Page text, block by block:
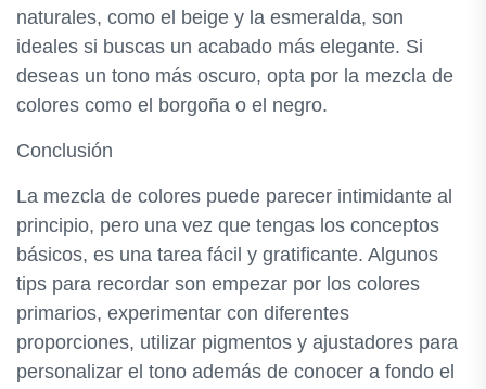
naturales, como el beige y la esmeralda, son
ideales si buscas un acabado más elegante. Si
deseas un tono más oscuro, opta por la mezcla de
colores como el borgoña o el negro.
Conclusión
La mezcla de colores puede parecer intimidante al
principio, pero una vez que tengas los conceptos
básicos, es una tarea fácil y gratificante. Algunos
tips para recordar son empezar por los colores
primarios, experimentar con diferentes
proporciones, utilizar pigmentos y ajustadores para
personalizar el tono además de conocer a fondo el